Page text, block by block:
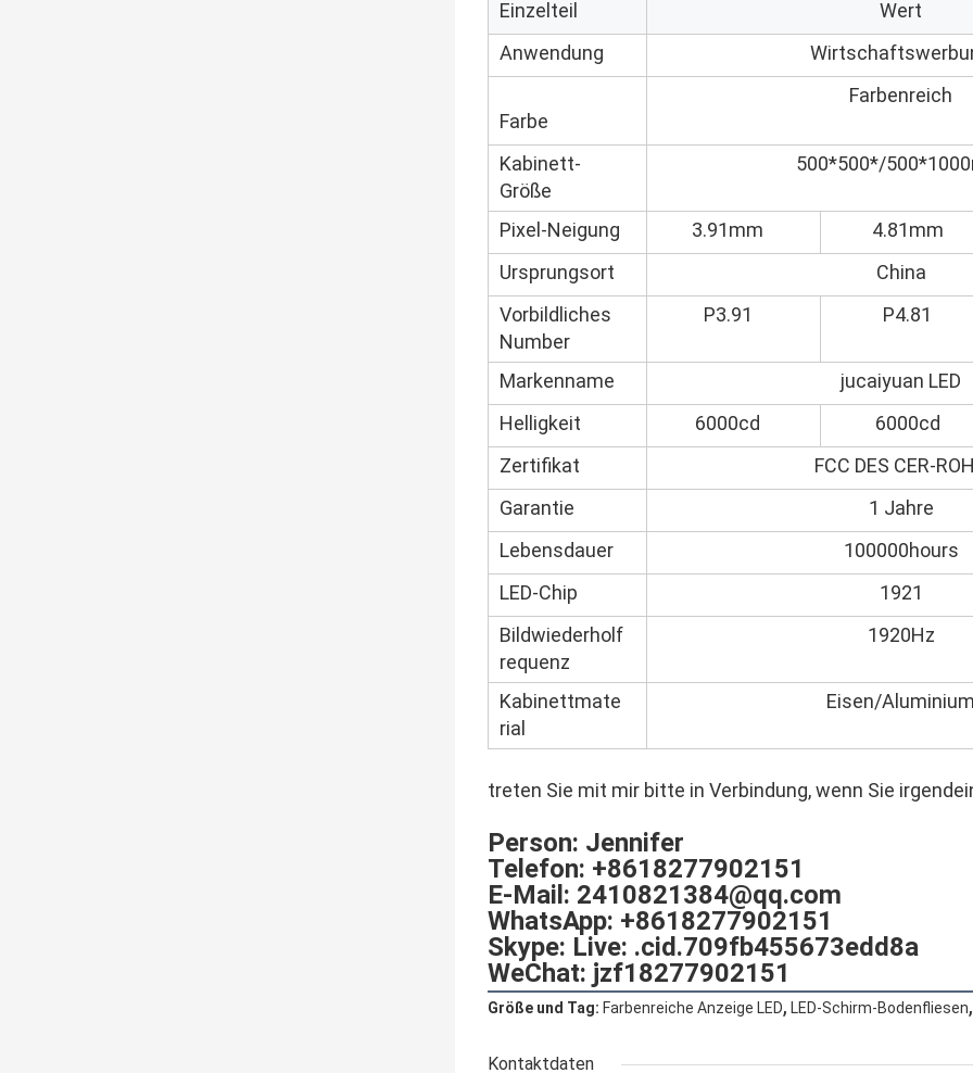
Einzelteil
Wert
Anwendung
Farbe
Farbenreich
Kabinett-
Größe
500*500*/
Pixel-Neigung 3.91mm
4.81mm
Ursprungsort
China
Vorbildliches
Number
P3.91 P4.81
Markenname
jucaiyuan LED
Helligkeit
6000cd
6000cd
Zertifikat
FCC DES CER-
Garantie
1 Jahre
Lebensdauer
100000hours
LED-Chip
1921
Bildwiederholf
requenz
1920Hz
Kabinettmate
rial
Eisen/
treten Sie mit mir bitte in Verbindung, wenn Sie
Person: Jennifer
Telefon: +8618277902151
E-Mail: 2410821384@qq.com
WhatsApp: +8618277902151
Skype: Live: .cid.709fb455673edd8a
WeChat: jzf18277902151
Größe und Tag: Farbenreiche Anzeige LED, LED-Schirm-Bodenfliesen,
Kontaktdaten